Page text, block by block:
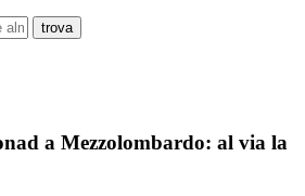
a Mezzolombardo: al via la